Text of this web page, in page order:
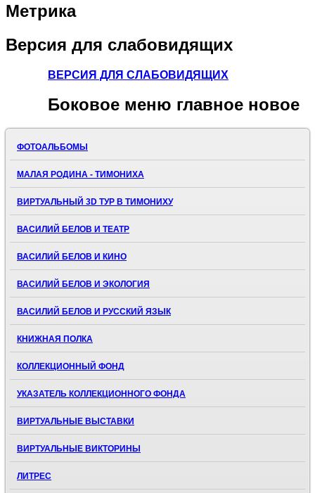
Метрика
Версия для слабовидящих
ВЕРСИЯ ДЛЯ СЛАБОВИДЯЩИХ
Боковое меню главное новое
ФОТОАЛЬБОМЫ
МАЛАЯ РОДИНА - ТИМОНИХА
ВИРТУАЛЬНЫЙ 3D ТУР В ТИМОНИХУ
ВАСИЛИЙ БЕЛОВ И ТЕАТР
ВАСИЛИЙ БЕЛОВ И КИНО
ВАСИЛИЙ БЕЛОВ И ЭКОЛОГИЯ
ВАСИЛИЙ БЕЛОВ И РУССКИЙ ЯЗЫК
КНИЖНАЯ ПОЛКА
КОЛЛЕКЦИОННЫЙ ФОНД
УКАЗАТЕЛЬ КОЛЛЕКЦИОННОГО ФОНДА
ВИРТУАЛЬНЫЕ ВЫСТАВКИ
ВИРТУАЛЬНЫЕ ВИКТОРИНЫ
ЛИТРЕС